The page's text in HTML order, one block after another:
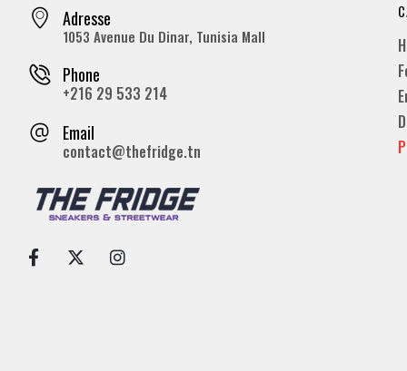
Adresse
1053 Avenue Du Dinar, Tunisia Mall
Phone
+216 29 533 214
Email
contact@thefridge.tn